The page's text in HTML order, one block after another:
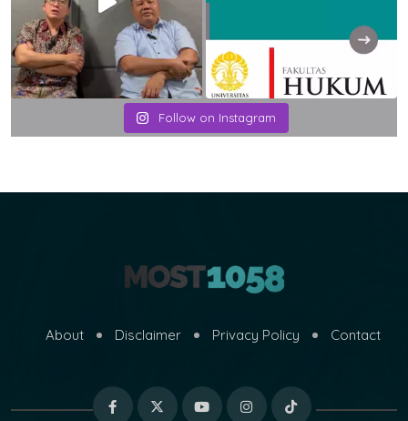
Follow on Instagram
About Disclaimer Privacy Policy Contact